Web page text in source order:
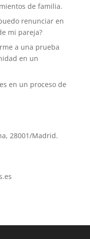
de familia.
renunciar en
mi pareja?
a una prueba
en un
en un proceso de
28001/Madrid.